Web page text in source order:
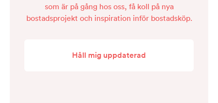
som är på gång hos oss, få koll på nya
bostadsprojekt och inspiration inför bostadsköp.
Håll mig uppdaterad